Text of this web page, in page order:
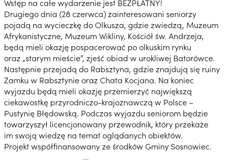
Wstęp na całe wydarzenie jest BEZPŁATNY!
Drugiego dnia (28 czerwca) zainteresowani seniorzy
pojadą na wycieczkę do Olkusza, gdzie zwiedzą, Muzeum
Afrykanistyczne, Muzeum Wikliny, Kościół św. Andrzeja,
będą mieli okazję pospacerować po olkuskim rynku
oraz „starym mieście”, zjeść obiad w urokliwej Batorówce.
Następnie przejadą do Rabsztyna, gdzie znajdują się ruiny
Zamku w Rabsztynie oraz Chata Kocjana. Na koniec
wyjazdu będą mieli okazję przemierzyć największą
ciekawostkę przyrodniczo-krajoznawczą w Polsce –
Pustynię Błędowską. Podczas wyjazdu seniorom będzie
towarzyszył licencjonowany przewodnik, który przekaże
im swoją wiedzę na temat oglądanych obiektów.
Projekt współfinansowany ze środków Gminy Sosnowiec.